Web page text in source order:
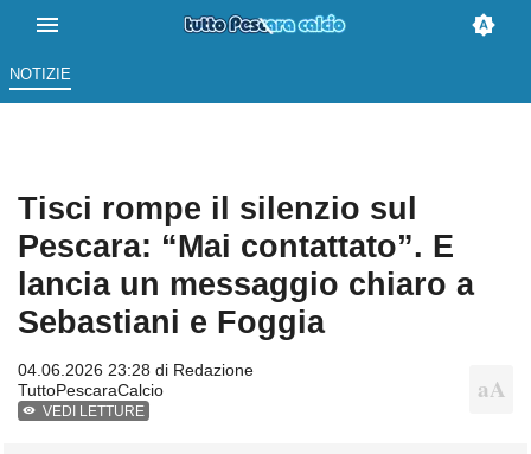
NOTIZIE
Tisci rompe il silenzio sul
Pescara: “Mai contattato”. E
lancia un messaggio chiaro a
Sebastiani e Foggia
04.06.2026 23:28 di Redazione
TuttoPescaraCalcio
VEDI LETTURE